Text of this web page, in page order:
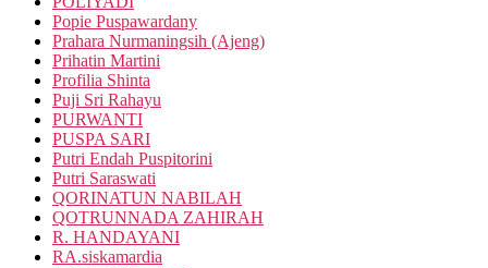
Popie Puspawardany
Prahara Nurmaningsih (Ajeng)
Prihatin Martini
Profilia Shinta
Puji Sri Rahayu
PURWANTI
PUSPA SARI
Putri Endah Puspitorini
Putri Saraswati
QORINATUN NABILAH
QOTRUNNADA ZAHIRAH
R. HANDAYANI
RA.siskamardia